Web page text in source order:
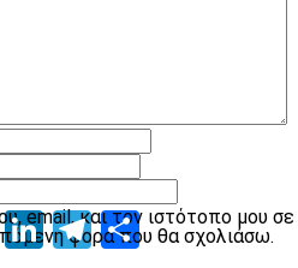
LinkedIn
Telegram
email, και τον ιστότοπο μου σε
φορά που θα σχολιάσω.